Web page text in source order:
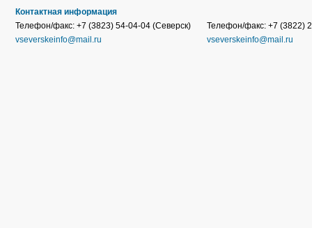
Контактная информация
Телефон/факс: +7 (3823) 54-04-04 (Северск)
vseverskeinfo@mail.ru
Телефон/факс: +7 (3822)
vseverskeinfo@mail.ru